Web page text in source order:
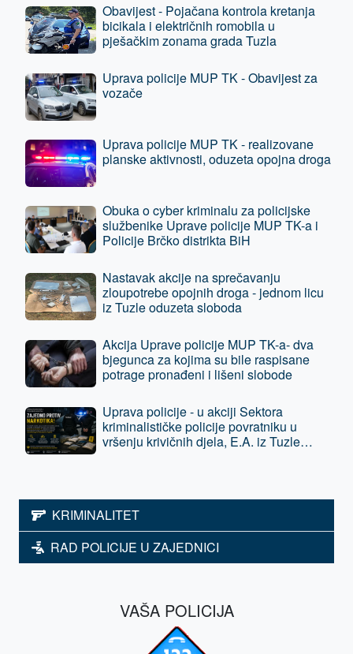
Obavijest - Pojačana kontrola kretanja
bicikala i električnih romobila u
pješačkim zonama grada Tuzla
Uprava policije MUP TK - Obavijest za
vozače
Uprava policije MUP TK - realizovane
planske aktivnosti, oduzeta opojna droga
Obuka o cyber kriminalu za policijske
službenike Uprave policije MUP TK-a i
Policije Brčko distrikta BiH
Nastavak akcije na sprečavanju
zloupotrebe opojnih droga - jednom licu
iz Tuzle oduzeta sloboda
Akcija Uprave policije MUP TK-a- dva
bjegunca za kojima su bile raspisane
potrage pronađeni i lišeni slobode
Uprava policije - u akciji Sektora
kriminalističke policije povratniku u
vršenju krivičnih djela, E.A. iz Tuzle
KRIMINALITET
RAD POLICIJE U ZAJEDNICI
VAŠA POLICIJA